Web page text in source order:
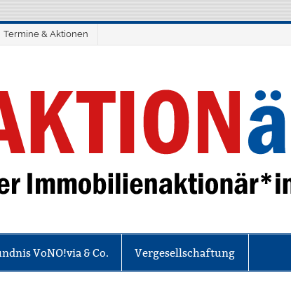
Termine & Aktionen
VoNO!via & Co. Vergesellschaftung